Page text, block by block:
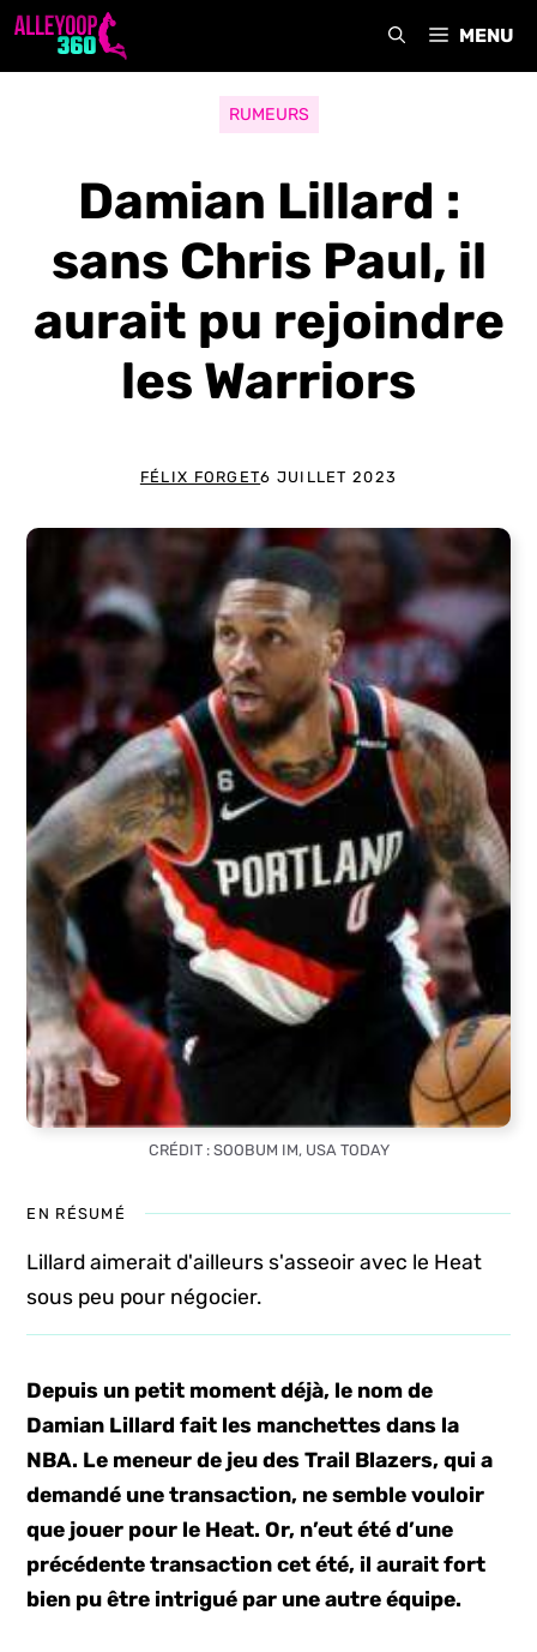
Aller
MENU
RUMEURS
Damian Lillard :
sans Chris Paul, il
aurait pu rejoindre
les Warriors
FÉLIX FORGET6 JUILLET 2023
CRÉDIT : SOOBUM IM, USA TODAY
EN RÉSUMÉ
Lillard aimerait d'ailleurs s'asseoir avec le Heat
sous peu pour négocier.
Depuis un petit moment déjà, le nom de
Damian Lillard fait les manchettes dans la
NBA. Le meneur de jeu des Trail Blazers, qui a
demandé une transaction, ne semble vouloir
que jouer pour le Heat. Or, n’eut été d’une
précédente transaction cet été, il aurait fort
bien pu être intrigué par une autre équipe.